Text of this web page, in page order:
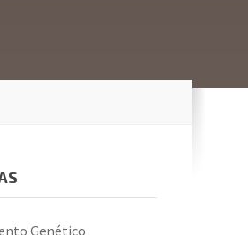
Genético